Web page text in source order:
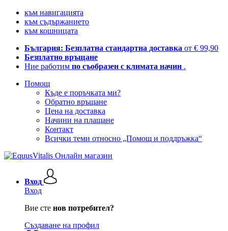
към навигацията
към съдържанието
към кошницата
България: Безплатна стандартна доставка от € 99,90
Безплатно връщане
Ние работим по съобразен с климата начин .
Помощ
Къде е поръчката ми?
Обратно връщане
Цена на доставка
Начини на плащане
Контакт
Всички теми относно „Помощ и поддръжка“
Вход
Вход
Вие сте нов потребител?
Създаване на профил